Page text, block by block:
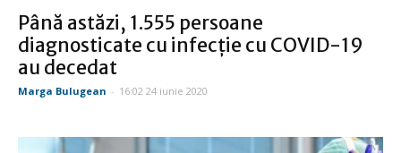
Până astăzi, 1.555 persoane
diagnosticate cu infecție cu COVID-19
au decedat
Marga Bulugean - 16:02 24 iunie 2020